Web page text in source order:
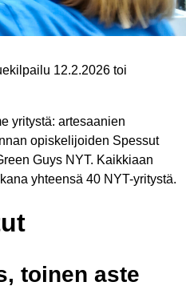
12.2.2026 toi
yritystä: artesaanien
opiskelijoiden Spessut
Guys NYT. Kaikkiaan
yhteensä 40 NYT-yritystä.
toinen aste